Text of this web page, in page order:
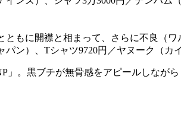
もに開襟と相まって、さらに不良（
ン）、Tシャツ9720円／ヤヌーク（カ
。黒ブチが無骨感をアピールしなが